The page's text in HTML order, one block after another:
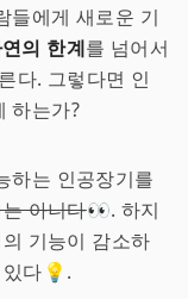
들에게 새로운 기
의 한계를 넘어서
다. 그렇다면 인
하는가?
하는 인공장기를
아니다👀. 하지
기능이 감소하
있다💡.